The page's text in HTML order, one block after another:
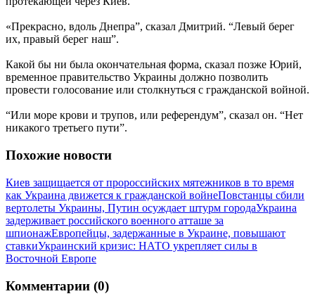
«Прекрасно, вдоль Днепра”, сказал Дмитрий. “Левый берег
их, правый берег наш”.
Какой бы ни была окончательная форма, сказал позже Юрий,
временное правительство Украины должно позволить
провести голосование или столкнуться с гражданской войной.
“Или море крови и трупов, или референдум”, сказал он. “Нет
никакого третьего пути”.
Похожие новости
Киев защищается от пророссийских мятежников в то время
как Украина движется к гражданской войнеПовстанцы сбили
вертолеты Украины, Путин осуждает штурм городаУкраина
задерживает российского военного атташе за
шпионажЕвропейцы, задержанные в Украине, повышают
ставкиУкраинский кризис: НАТО укрепляет силы в
Восточной Европе
Комментарии (0)